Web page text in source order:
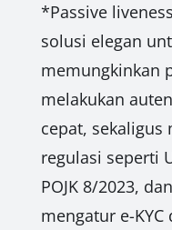
*Passive
solusi elegan
memungkinkan
melakukan
cepat,
regulasi seperti
POJK 8/2023,
mengatur e-KYC